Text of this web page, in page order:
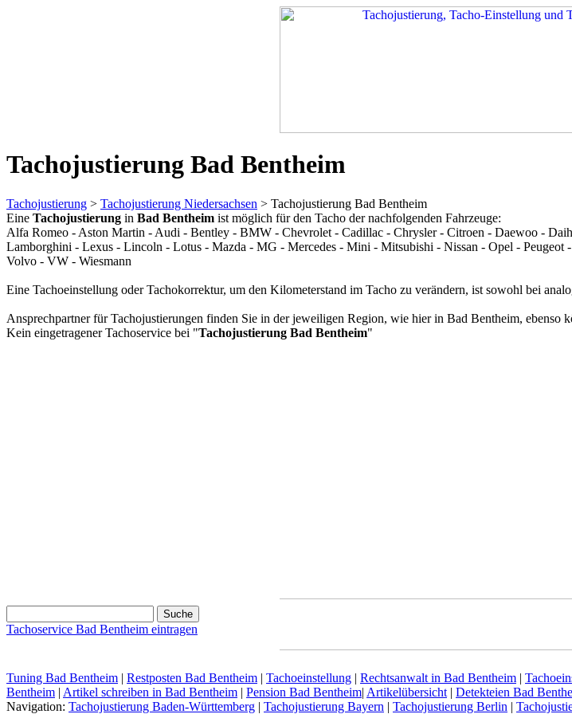
Tachojustierung Bad Bentheim
Tachojustierung > Tachojustierung Niedersachsen > Tachojustierung Bad Bentheim
Eine Tachojustierung in Bad Bentheim ist möglich für den Tacho der nachfolgenden Fahrzeuge:
Alfa Romeo - Aston Martin - Audi - Bentley - BMW - Chevrolet - Cadillac - Chrysler - Citroen - Daewoo -
Lamborghini - Lexus - Lincoln - Lotus - Mazda - MG - Mercedes - Mini - Mitsubishi - Nissan - Opel - Peugeot
Volvo - VW - Wiesmann
Eine Tachoeinstellung oder Tachokorrektur, um den Kilometerstand im Tacho zu verändern, ist sowohl bei
Ansprechpartner für Tachojustierungen finden Sie in der jeweiligen Region, wie hier in Bad Bentheim, ebenso
Kein eingetragener Tachoservice bei "Tachojustierung Bad Bentheim"
Tachoservice Bad Bentheim eintragen
Tuning Bad Bentheim | Restposten Bad Bentheim | Tachoeinstellung | Rechtsanwalt in Bad Bentheim |
Bentheim | Artikel schreiben in Bad Bentheim | Pension Bad Bentheim| Artikelübersicht | Detekteien Bad
Navigation: Tachojustierung Baden-Württemberg | Tachojustierung Bayern | Tachojustierung Berlin |